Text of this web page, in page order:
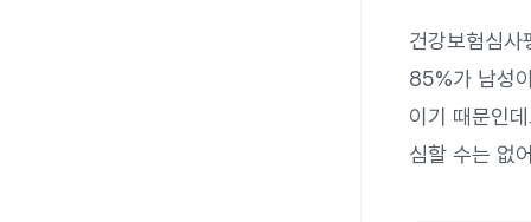
건강보험심
85%가 남성
이기 때문인
심할 수는 없